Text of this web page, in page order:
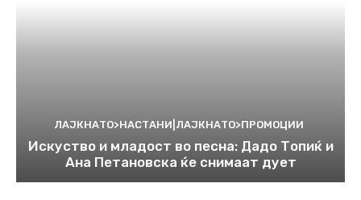
ЛАЈКНАТО>НАСТАНИ|ЛАЈКНАТО>ПРОМОЦИИ
Искуство и младост во песна: Дадо Топиќ и
Ана Петановска ќе снимаат дует